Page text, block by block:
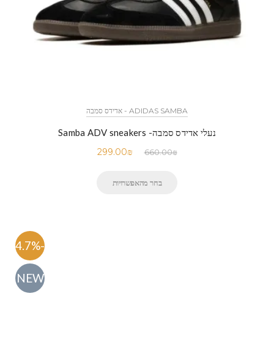
ADIDAS SAMBA - אדידס סמבה
נעלי אדידס סמבה- Samba ADV sneakers
660.00₪
299.00₪
בחר מהאפשרויות
-54.7%
NEW